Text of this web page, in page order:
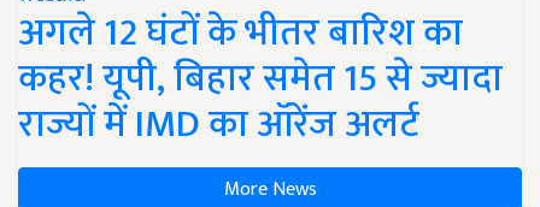
अगले 12 घंटों के भीतर बारिश का
कहर! यूपी, बिहार समेत 15 से ज्यादा
राज्यों में IMD का ऑरेंज अलर्ट
More News